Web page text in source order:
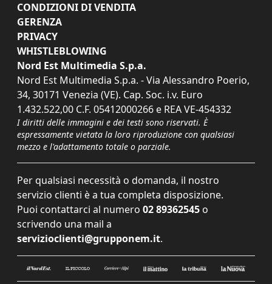
CONDIZIONI DI VENDITA
GERENZA
PRIVACY
WHISTLEBLOWING
Nord Est Multimedia S.p.a.
Nord Est Multimedia S.p.a. - Via Alessandro Poerio,
34, 30171 Venezia (VE). Cap. Soc. i.v. Euro
1.432.522,00 C.F. 05412000266 e REA VE-454332
I diritti delle immagini e dei testi sono riservati. È
espressamente vietata la loro riproduzione con qualsiasi
mezzo e l'adattamento totale o parziale.
Per qualsiasi necessità o domanda, il nostro
servizio clienti è a tua completa disposizione.
Puoi contattarci al numero 02 89362545 o
scrivendo una mail a
servizioclienti@grupponem.it.